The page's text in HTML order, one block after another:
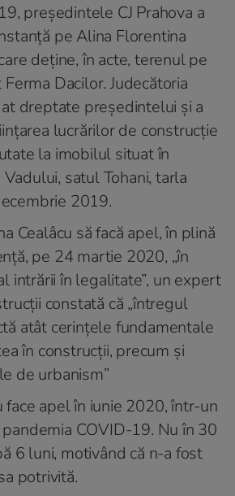
președintele CJ Prahova a
pe Alina Florentina
deține, în acte, terenul pe
Dacilor. Judecătoria
dreptate președintelui și a
lucrărilor de construcție
la imobilul situat în
satul Tohani, tarla
2019.
Cealâcu să facă apel, în plină
pe 24 martie 2020, „în
intrării în legalitate”, un expert
constată că „întregul
atât cerințele fundamentale
în construcţii, precum şi
de urbanism”
face apel în iunie 2020, într-un
COVID-19. Nu în 30
6 luni, motivând că n-a fost
potrivită.